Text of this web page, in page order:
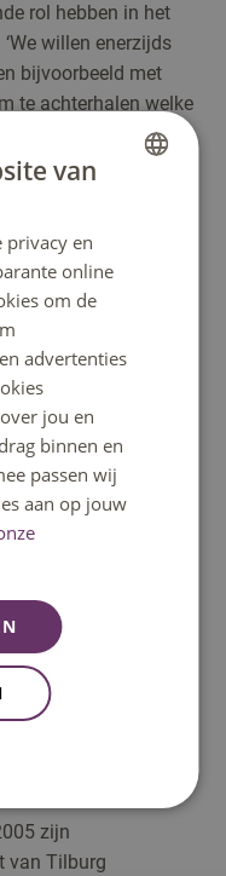
rol hebben in het
willen enerzijds
bijvoorbeeld met
te achterhalen welke
van een
wordt door de
policing, of een
detecteren.
wetenschappelijk
en aanvliegroutes
expertise.’
design
op het snijvlak
Denk daarbij
van Artificial
gaan we soms te snel
Door
en overheden met
hierbij is de
design, waardoor
is aan de tekentafel
de toegevoegde
zijn
van Tilburg
van
privacy en
online
om de
advertenties
jou en
binnen en
passen wij
aan op jouw